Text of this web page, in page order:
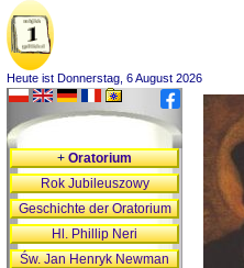
Heute ist Donnerstag, 6 August 2026
+Oratorium
Rok Jubileuszowy
Geschichte der Oratorium
Hl. Phillip Neri
Św. Jan Henryk Newman